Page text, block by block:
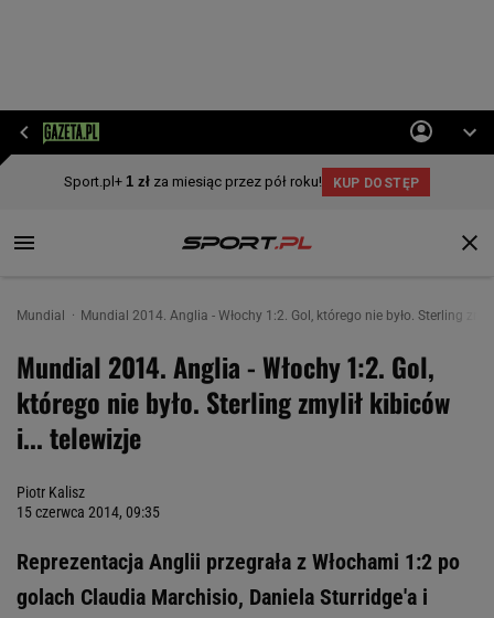
Mundial Mundial 2014. Anglia - Włochy 1:2. Gol, którego nie było. Sterling
Mundial 2014. Anglia - Włochy 1:2. Gol,
którego nie było. Sterling zmylił kibiców
i... telewizje
Piotr Kalisz
15 czerwca 2014, 09:35
Reprezentacja Anglii przegrała z Włochami 1:2 po
golach Claudia Marchisio, Daniela Sturridge'a i